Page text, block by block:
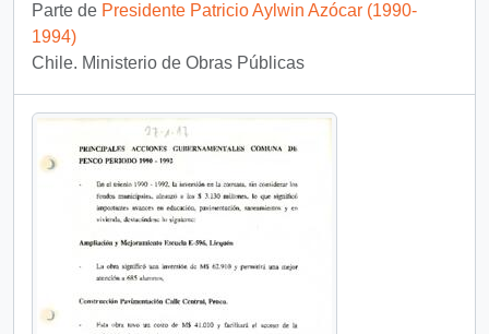
Parte de Presidente Patricio Aylwin Azócar (1990-
1994)
Chile. Ministerio de Obras Públicas